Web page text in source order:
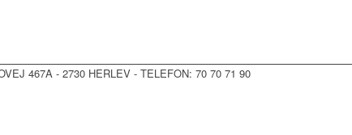
467A - 2730 HERLEV - TELEFON: 70 70 71 90